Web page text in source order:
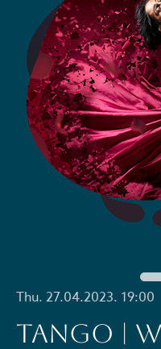
Thu. 27.04.2023. 19:00
TANGO |